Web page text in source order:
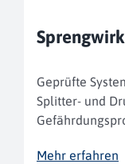
Geprüfte
Splitter- und
Mehr erfahren